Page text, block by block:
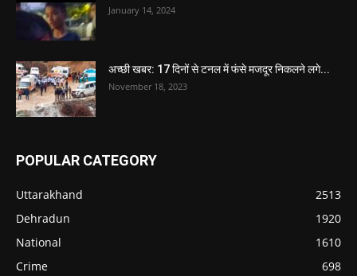
January 14, 2024
अच्छी खबर: 17 दिनों से टनल में फंसे मजदूर निकलने लगे...
November 18, 2023
POPULAR CATEGORY
Uttarakhand
2513
Dehradun
1920
National
1610
Crime
698